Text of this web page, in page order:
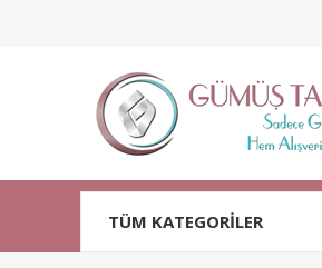
TÜM KATEGORİLER